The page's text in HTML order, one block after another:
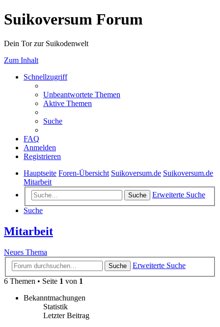
Suikoversum Forum
Dein Tor zur Suikodenwelt
Zum Inhalt
Schnellzugriff
Unbeantwortete Themen
Aktive Themen
Suche
FAQ
Anmelden
Registrieren
Hauptseite Foren-Übersicht Suikoversum.de Suikoversum.de
Mitarbeit
Suche
Erweiterte Suche
Suche
Mitarbeit
Neues Thema
Suche
Erweiterte Suche
6 Themen • Seite 1 von 1
Bekanntmachungen
Statistik
Letzter Beitrag